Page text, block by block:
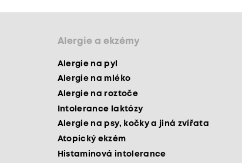
Alergie a ekzémy
Alergie na pyl
Alergie na mléko
Alergie na roztoče
Intolerance laktózy
Alergie na psy, kočky a jiná zvířata
Atopický ekzém
Histaminová intolerance